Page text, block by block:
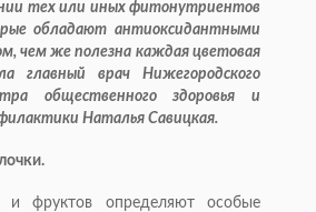
тех или иных фитонутриентов
обладают антиоксидантными
чем же полезна каждая цветовая
главный врач Нижегородского
общественного здоровья и
Наталья Савицкая.
фруктов определяют особые